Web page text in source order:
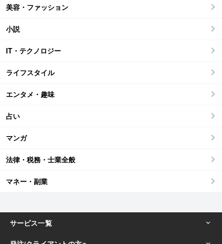
美容・ファッション
小説
IT・テクノロジー
ライフスタイル
エンタメ・趣味
占い
マンガ
法律・税務・士業全般
マネー・副業